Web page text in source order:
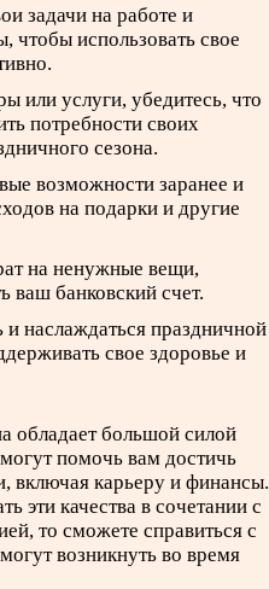
задачи на работе и
чтобы использовать свое
или услуги, убедитесь, что
потребности своих
сезона.
возможности заранее и
на подарки и другие
на ненужные вещи,
ваш банковский счет.
и наслаждаться праздничной
свое здоровье и
обладает большой силой
помочь вам достичь
включая карьеру и финансы.
эти качества в сочетании с
то сможете справиться с
возникнуть во время